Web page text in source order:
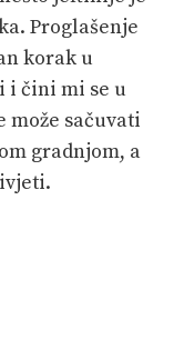
Proglašenje
korak u
i čini mi se u
može sačuvati
gradnjom, a